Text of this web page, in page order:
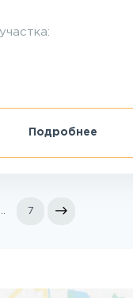
Подробнее
7